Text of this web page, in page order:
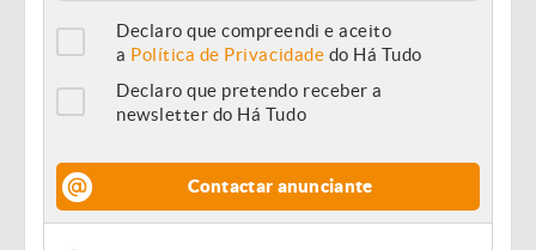
Declaro que compreendi e aceito
a Política de Privacidade do Há Tudo
Declaro que pretendo receber a
newsletter do Há Tudo
Contactar anunciante